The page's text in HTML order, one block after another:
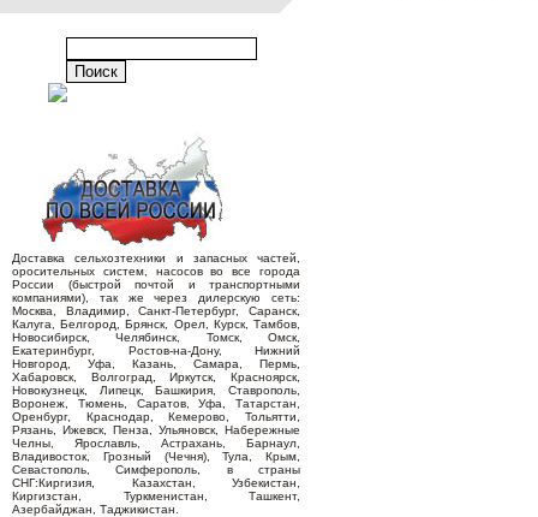
Доставка сельхозтехники и запасных частей,
оросительных систем, насосов во все города
России (быстрой почтой и транспортными
компаниями), так же через дилерскую сеть:
Москва, Владимир, Санкт-Петербург, Саранск,
Калуга, Белгород, Брянск, Орел, Курск, Тамбов,
Новосибирск, Челябинск, Томск, Омск,
Екатеринбург, Ростов-на-Дону, Нижний
Новгород, Уфа, Казань, Самара, Пермь,
Хабаровск, Волгоград, Иркутск, Красноярск,
Новокузнецк, Липецк, Башкирия, Ставрополь,
Воронеж, Тюмень, Саратов, Уфа, Татарстан,
Оренбург, Краснодар, Кемерово, Тольятти,
Рязань, Ижевск, Пенза, Ульяновск, Набережные
Челны, Ярославль, Астрахань, Барнаул,
Владивосток, Грозный (Чечня), Тула, Крым,
Севастополь, Симферополь, в страны
СНГ:Киргизия, Казахстан, Узбекистан,
Киргизстан, Туркменистан, Ташкент,
Азербайджан, Таджикистан.